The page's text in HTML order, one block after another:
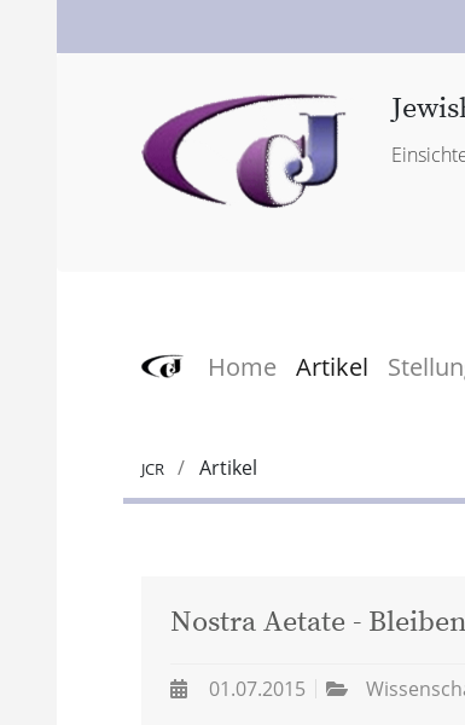
Home Artikel
JCR Artikel
Nostra Aetate -
01.07.2015